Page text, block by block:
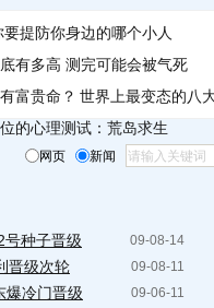
提防你身边的哪个小人
有多高 测完可能会被气死
富贵命？ 世界上最变态的八
的心理测试：荒岛求生
网页 新闻
09-08-14
号种子晋级
09-08-11
晋级次轮
09-06-11
爆冷门晋级